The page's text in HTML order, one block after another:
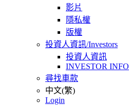
影片
隱私權
版權
投資人資訊/Investors
投資人資訊
INVESTOR INFO
尋找車款
中文(繁)
Login